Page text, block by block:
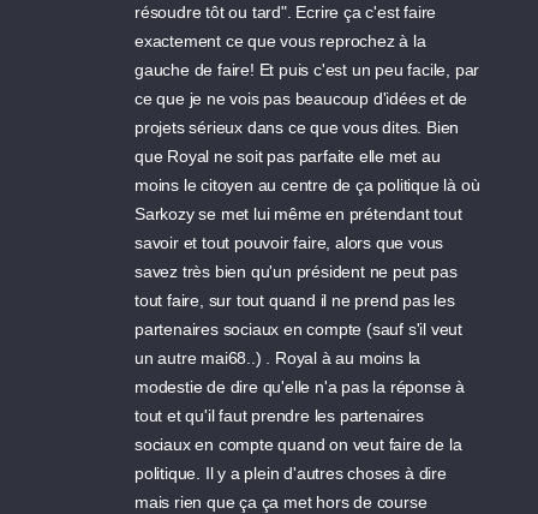
résoudre tôt ou tard". Ecrire ça c'est faire
exactement ce que vous reprochez à la
gauche de faire! Et puis c'est un peu facile, par
ce que je ne vois pas beaucoup d'idées et de
projets sérieux dans ce que vous dites. Bien
que Royal ne soit pas parfaite elle met au
moins le citoyen au centre de ça politique là où
Sarkozy se met lui même en prétendant tout
savoir et tout pouvoir faire, alors que vous
savez très bien qu'un président ne peut pas
tout faire, sur tout quand il ne prend pas les
partenaires sociaux en compte (sauf s'il veut
un autre mai68..) . Royal à au moins la
modestie de dire qu'elle n'a pas la réponse à
tout et qu'il faut prendre les partenaires
sociaux en compte quand on veut faire de la
politique. Il y a plein d'autres choses à dire
mais rien que ça ça met hors de course